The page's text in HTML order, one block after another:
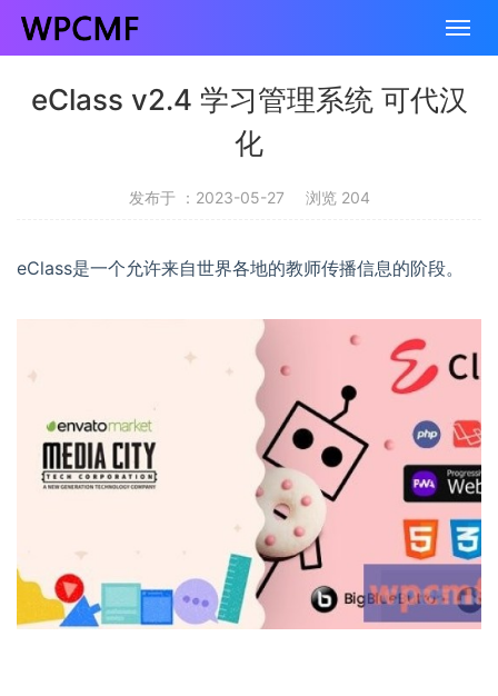
eClass v2.4 学习管理系统 可代汉
化
发布于 ：2023-05-27 浏览 204
eClass是一个允许来自世界各地的教师传播信息的阶段。